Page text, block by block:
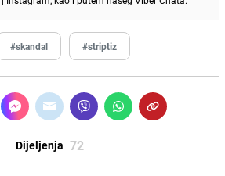
#skandal #striptiz
Dijeljenja 72